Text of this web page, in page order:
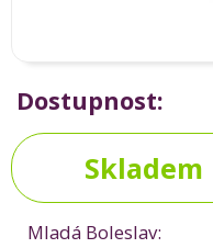
Dostupnost:
Skladem
Mladá Boleslav: